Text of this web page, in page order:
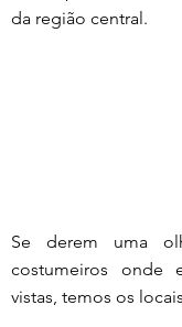
da região central.
Se derem uma
costumeiros onde
vistas, temos os